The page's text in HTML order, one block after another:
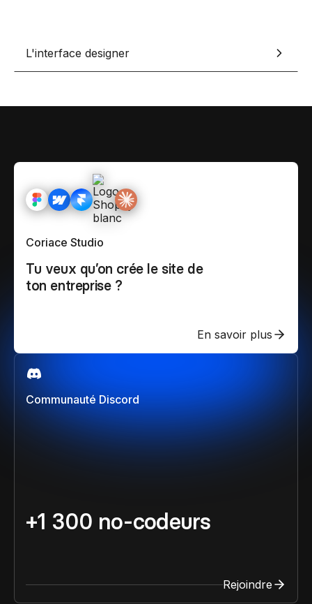
L'interface designer
Communauté Discord
+1 300 no-codeurs
Rejoindre
Coriace Studio
Tu veux qu’on crée le site de
ton entreprise ?
En savoir plus